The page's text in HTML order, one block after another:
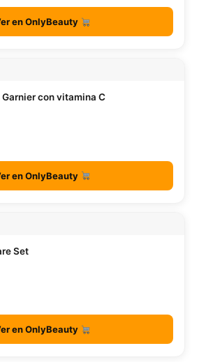
en OnlyBeauty
con vitamina C
en OnlyBeauty
Set
en OnlyBeauty